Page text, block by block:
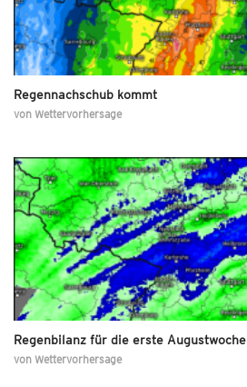
Regennachschub kommt
von Wettervorhersage
Regenbilanz für die erste Augustwoche
von Wettervorhersage